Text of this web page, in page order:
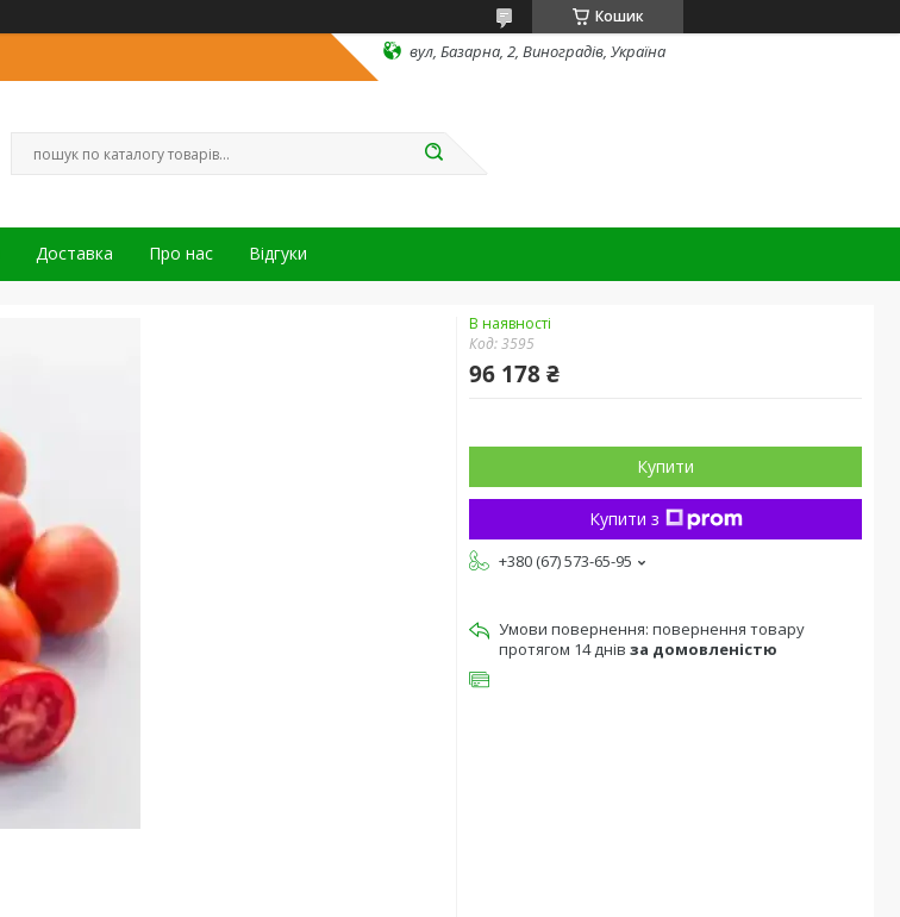
Кошик
вул, Базарна, 2, Виноградів, Україна
Доставка Про нас Відгуки
В наявності
Код:3595
96 178 ₴
Купити
Купити з
+380 (67) 573-65-95
повернення товару
протягом 14 днів за домовленістю